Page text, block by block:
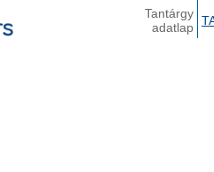
Tantárgy
adatlap